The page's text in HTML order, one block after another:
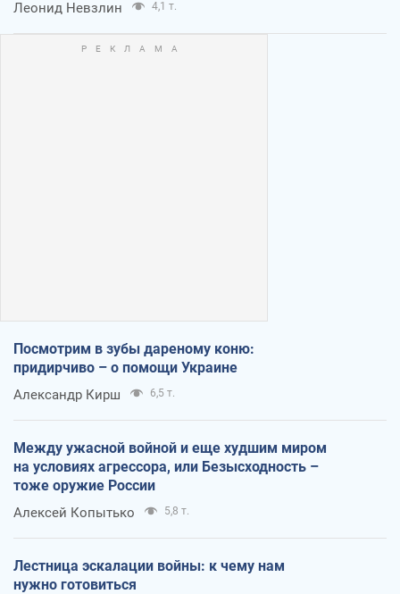
Леонид Невзлин 4,1 т.
Посмотрим в зубы дареному коню:
придирчиво – о помощи Украине
Александр Кирш 6,5 т.
Между ужасной войной и еще худшим миром
на условиях агрессора, или Безысходность –
тоже оружие России
Алексей Копытько 5,8 т.
Лестница эскалации войны: к чему нам
нужно готовиться